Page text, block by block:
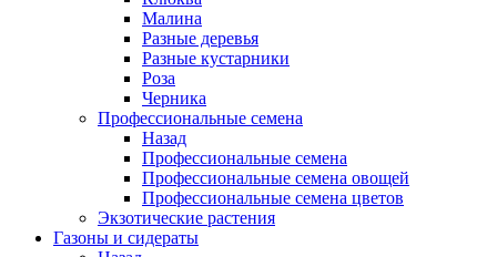
Малина
Разные деревья
Разные кустарники
Роза
Черника
Профессиональные семена
Назад
Профессиональные семена
Профессиональные семена овощей
Профессиональные семена цветов
Экзотические растения
Газоны и сидераты